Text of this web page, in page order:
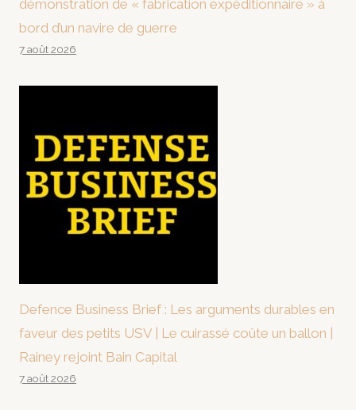
démonstration de « fabrication expéditionnaire » à
bord d’un navire de guerre
7 août 2026
Defence Business Brief : Les arguments durables en
faveur des petits USV | Le cuirassé coûte un ballon |
Rainey rejoint Bain Capital
7 août 2026